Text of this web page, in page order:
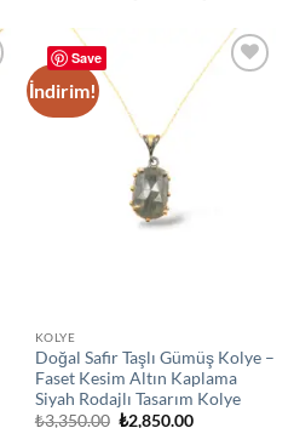
Save
İndirim!
KOLYE
Doğal Safir Taşlı Gümüş Kolye –
Faset Kesim Altın Kaplama
Siyah Rodajlı Tasarım Kolye
₺3,350.00 Orijinal
₺2,850.00Şu